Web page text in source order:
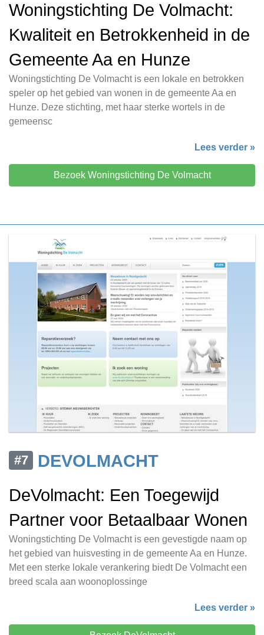
Woningstichting De Volmacht:
Kwaliteit en Betrokkenheid in de
Gemeente Aa en Hunze
Woningstichting De Volmacht is een lokale en betrokken
speler op het gebied van wonen in de gemeente Aa en
Hunze. Deze stichting, met haar sterke wortels in de
gemeensc
Lees verder »
Bezoek Woningstichting De Volmacht
#7
DEVOLMACHT
DeVolmacht: Een Toegewijd
Partner voor Betaalbaar Wonen
Woningstichting De Volmacht is een gevestigde naam op
het gebied van huisvesting in de gemeente Aa en Hunze.
Met een sterke lokale verankering biedt De Volmacht een
breed scala aan woonoplossinge
Lees verder »